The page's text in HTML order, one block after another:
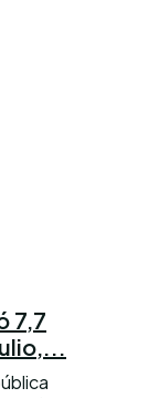
7,7